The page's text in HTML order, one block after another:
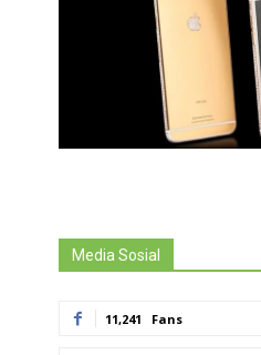
Media Sosial
11,241 Fans